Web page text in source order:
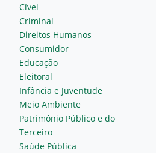
Cível
Criminal
Direitos Humanos
Consumidor
Educação
Eleitoral
Infância e Juventude
Meio Ambiente
Patrimônio Público e do
Terceiro
Saúde Pública